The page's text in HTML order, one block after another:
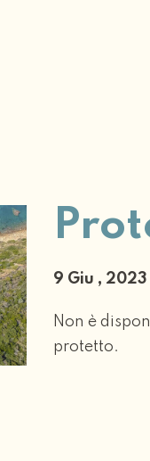
9 Giu ,
Non è
protetto.